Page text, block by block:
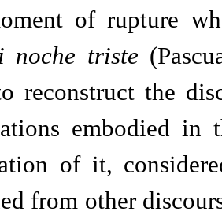
of rupture
noche triste
reconstruct the
embodied in
of it,
from other